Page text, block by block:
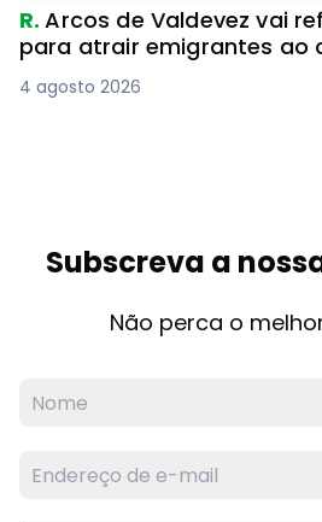
R.Arcos de Valdevez vai
para atrair emigrantes ao
4 agosto 2026
Subscreva a
Não perca o